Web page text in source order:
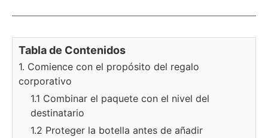
Tabla de Contenidos
1. Comience con el propósito del regalo
corporativo
1.1 Combinar el paquete con el nivel del
destinatario
1.2 Proteger la botella antes de añadir